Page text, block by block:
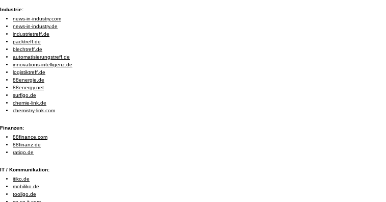
Industrie:
news-in-industry.com
news-in-industry.de
industrietreff.de
packtreff.de
blechtreff.de
automatisierungstreff.de
innovations-intelligenz.de
logistiktreff.de
88energie.de
88energy.net
surfigo.de
chemie-link.de
chemistry-link.com
Finanzen:
88finance.com
88finanz.de
ratigo.de
IT / Kommunikation:
itiko.de
mobiliko.de
tooligo.de